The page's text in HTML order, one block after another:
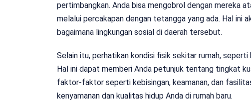
pertimbangkan. Anda bisa mengobrol dengan mereka
melalui percakapan dengan tetangga yang ada. Hal ini
bagaimana lingkungan sosial di daerah tersebut.
Selain itu, perhatikan kondisi fisik sekitar rumah,
Hal ini dapat memberi Anda petunjuk tentang tingkat
faktor-faktor seperti kebisingan, keamanan, dan
kenyamanan dan kualitas hidup Anda di rumah baru.